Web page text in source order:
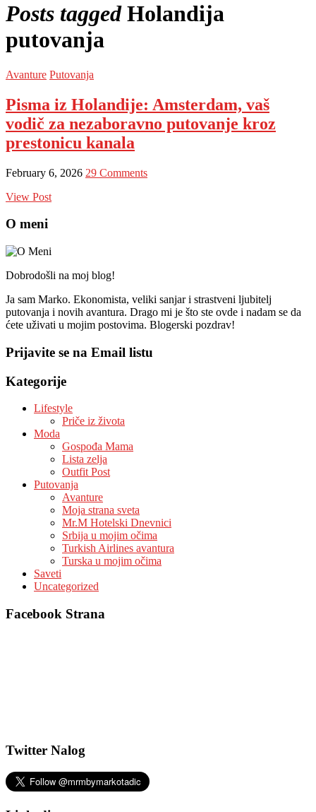
Posts tagged Holandija
putovanja
Avanture Putovanja
Pisma iz Holandije: Amsterdam, vaš
vodič za nezaboravno putovanje kroz
prestonicu kanala
February 6, 2026 29 Comments
View Post
O meni
Dobrodošli na moj blog!
Ja sam Marko. Ekonomista, veliki sanjar i strastveni ljubitelj
putovanja i novih avantura. Drago mi je što ste ovde i nadam se da
ćete uživati u mojim postovima. Blogerski pozdrav!
Prijavite se na Email listu
Kategorije
Lifestyle
Priče iz života
Moda
Gospođa Mama
Lista zelja
Outfit Post
Putovanja
Avanture
Moja strana sveta
Mr.M Hotelski Dnevnici
Srbija u mojim očima
Turkish Airlines avantura
Turska u mojim očima
Saveti
Uncategorized
Facebook Strana
Twitter Nalog